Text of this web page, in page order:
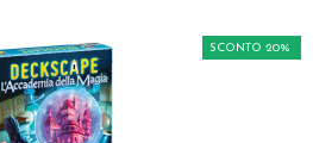
SCONTO 20%